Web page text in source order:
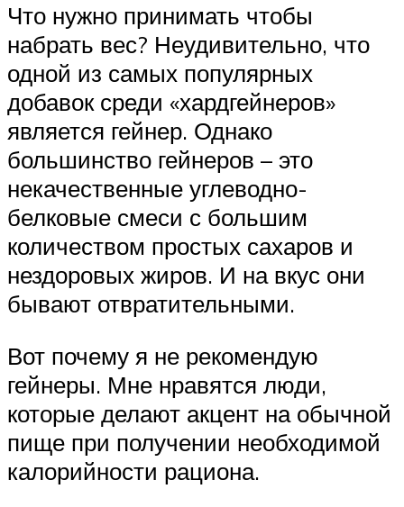
Что нужно принимать чтобы
набрать вес? Неудивительно, что
одной из самых популярных
добавок среди «хардгейнеров»
является гейнер. Однако
большинство гейнеров – это
некачественные углеводно-
белковые смеси с большим
количеством простых сахаров и
нездоровых жиров. И на вкус они
бывают отвратительными.
Вот почему я не рекомендую
гейнеры. Мне нравятся люди,
которые делают акцент на обычной
пище при получении необходимой
калорийности рациона.